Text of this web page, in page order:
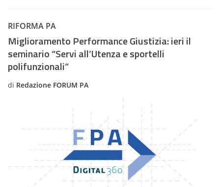
RIFORMA PA
Miglioramento Performance Giustizia: ieri il
seminario “Servi all’Utenza e sportelli
polifunzionali”
di Redazione FORUM PA